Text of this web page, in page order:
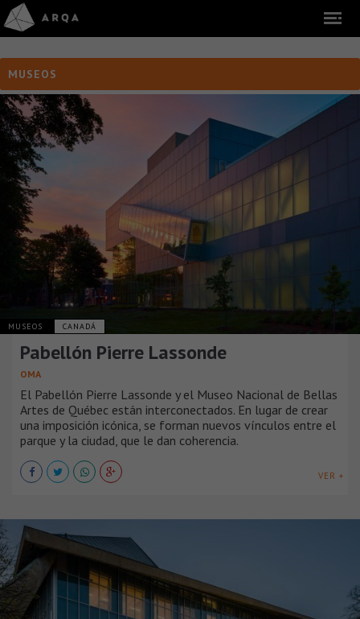
MUSEOS
MUSEOS CANADÁ
Pabellón Pierre Lassonde
OMA
El Pabellón Pierre Lassonde y el Museo Nacional de Bellas
Artes de Québec están interconectados. En lugar de crear
una imposición icónica, se forman nuevos vínculos entre el
parque y la ciudad, que le dan coherencia.
VER +